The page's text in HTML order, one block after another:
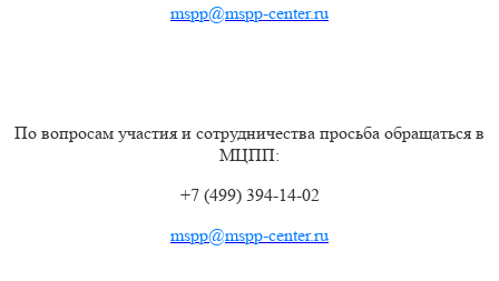
mspp@mspp-center.ru
По вопросам участия и сотрудничества просьба обращаться в
МЦПП:
+7 (499) 394-14-02
mspp@mspp-center.ru